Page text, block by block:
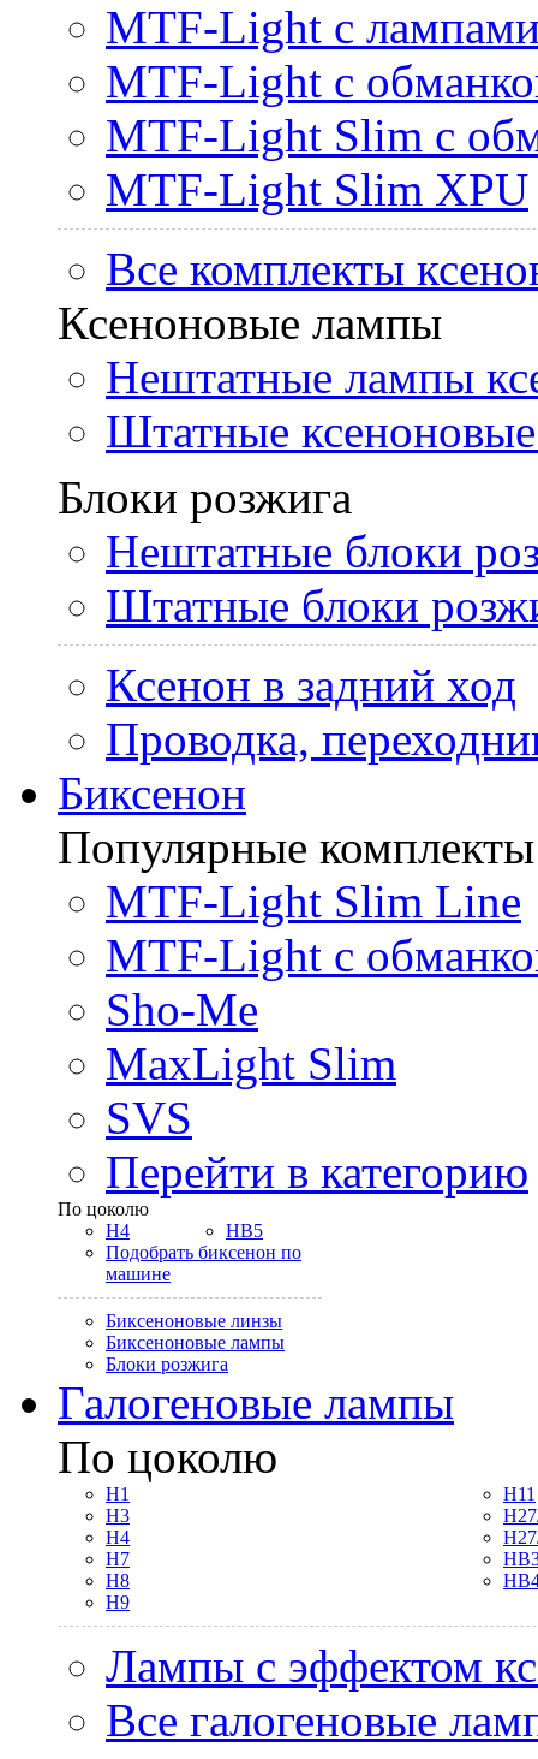
MTF-Light с
MTF-Light с
MTF-Light Slim с
MTF-Light Slim XPU
Все комплекты
Ксеноновые лампы
Нештатные лампы
Штатные
Блоки розжига
Нештатные блоки
Штатные блоки
Ксенон в задний ход
Проводка,
Биксенон
Популярные комплекты
MTF-Light Slim Line
MTF-Light с
Sho-Me
MaxLight Slim
SVS
Перейти в категорию
По цоколю
H4
HB5
Подобрать биксенон по
машине
Биксеноновые линзы
Биксеноновые лампы
Блоки розжига
Галогеновые лампы
По цоколю
H1
H3
H4
H7
H8
H9
H11
Лампы с эффектом
Все галогеновые